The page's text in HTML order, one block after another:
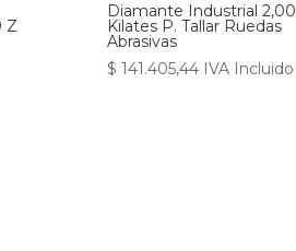
Z
Diamante Industrial 2,00
Kilates P. Tallar Ruedas
Abrasivas
$ 141.405,44 IVA Incluido